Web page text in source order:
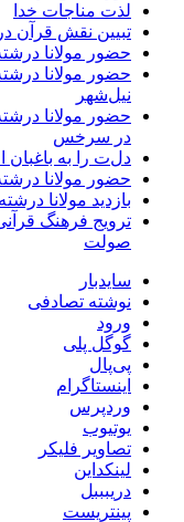
لذت مناجات خدا
تبیین نقش قرآن
حضور مولانا
حضور مولانا
نیل‌شهر
حضور مولانا
در سرخس
دل‌ت را به باغبان
حضور مولانا
بازدید مولانا
ترویج فرهنگ
صولت
سایدبار
نوشته تصادفی
ورود
گوگل پلی
پی‌پال
اینستاگرام
وردپرس
یوتیوب
تصاویر فلیکر
لینکداین
دریبببل
پینتریست